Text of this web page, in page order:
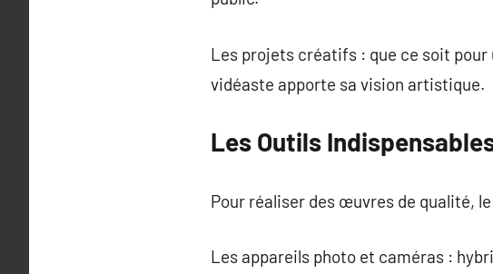
Les projets créatifs : que ce soit
vidéaste apporte sa vision artistique.
Les Outils
Pour réaliser des œuvres de qualité,
Les appareils photo et caméras :